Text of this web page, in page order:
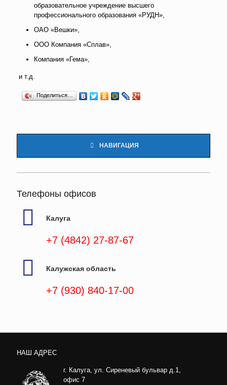
образовательное учреждение высшего
профессионального образования «РУДН»,
ОАО «Вешки»,
ООО Компания «Сплав»,
Компания «Гема»,
и т.д.
Поделиться…
НАВИГАЦИЯ
Телефоны офисов
Калуга
+7 (4842) 27-87-67
Калужская область
+7 (930) 840-17-00
НАШ АДРЕС
г. Калуга, ул. Сиреневый бульвар д.1,
офис 7